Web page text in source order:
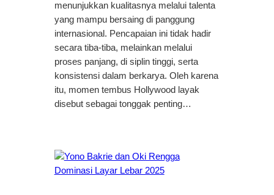
menunjukkan kualitasnya melalui talenta
yang mampu bersaing di panggung
internasional. Pencapaian ini tidak hadir
secara tiba-tiba, melainkan melalui
proses panjang, di siplin tinggi, serta
konsistensi dalam berkarya. Oleh karena
itu, momen tembus Hollywood layak
disebut sebagai tonggak penting…